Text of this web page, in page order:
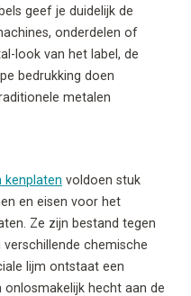
geef je duidelijk de
onderdelen of
look van het label, de
bedrukking doen
metalen
kenplaten voldoen stuk
en eisen voor het
Ze zijn bestand tegen
chemische
lijm ontstaat een
hecht aan de